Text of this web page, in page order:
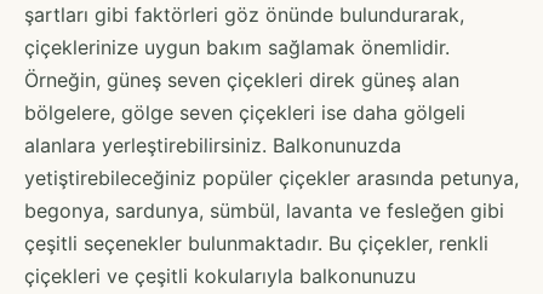
şartları gibi faktörleri göz önünde bulundurarak,
çiçeklerinize uygun bakım sağlamak önemlidir.
Örneğin, güneş seven çiçekleri direk güneş alan
bölgelere, gölge seven çiçekleri ise daha gölgeli
alanlara yerleştirebilirsiniz. Balkonunuzda
yetiştirebileceğiniz popüler çiçekler arasında petunya,
begonya, sardunya, sümbül, lavanta ve fesleğen gibi
çeşitli seçenekler bulunmaktadır. Bu çiçekler, renkli
çiçekleri ve çeşitli kokularıyla balkonunuzu